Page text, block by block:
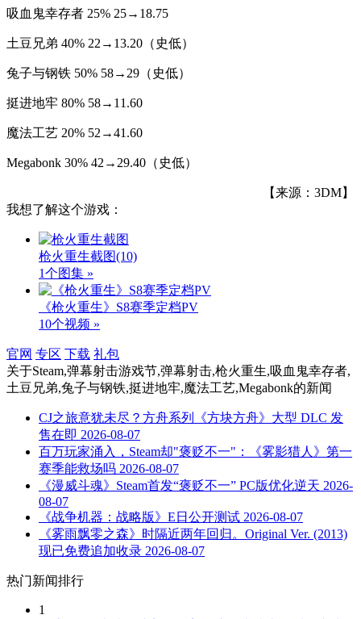
吸血鬼幸存者 25% 25→18.75
土豆兄弟 40% 22→13.20（史低）
兔子与钢铁 50% 58→29（史低）
挺进地牢 80% 58→11.60
魔法工艺 20% 52→41.60
Megabonk 30% 42→29.40（史低）
【来源：3DM】
我想了解这个游戏：
枪火重生截图(10)
1个图集 »
《枪火重生》S8赛季定档PV
10个视频 »
官网 专区 下载 礼包
关于Steam,弹幕射击游戏节,弹幕射击,枪火重生,吸血鬼幸存者,
土豆兄弟,兔子与钢铁,挺进地牢,魔法工艺,Megabonk的新闻
CJ之旅意犹未尽？方舟系列《方块方舟》大型 DLC 发
售在即 2026-08-07
百万玩家涌入，Steam却"褒贬不一"：《雾影猎人》第一
赛季能救场吗 2026-08-07
《漫威斗魂》Steam首发“褒贬不一” PC版优化逆天 2026-
08-07
《战争机器：战略版》E日公开测试 2026-08-07
《雾雨飘零之森》时隔近两年回归。Original Ver. (2013)
现已免费追加收录 2026-08-07
热门新闻排行
1